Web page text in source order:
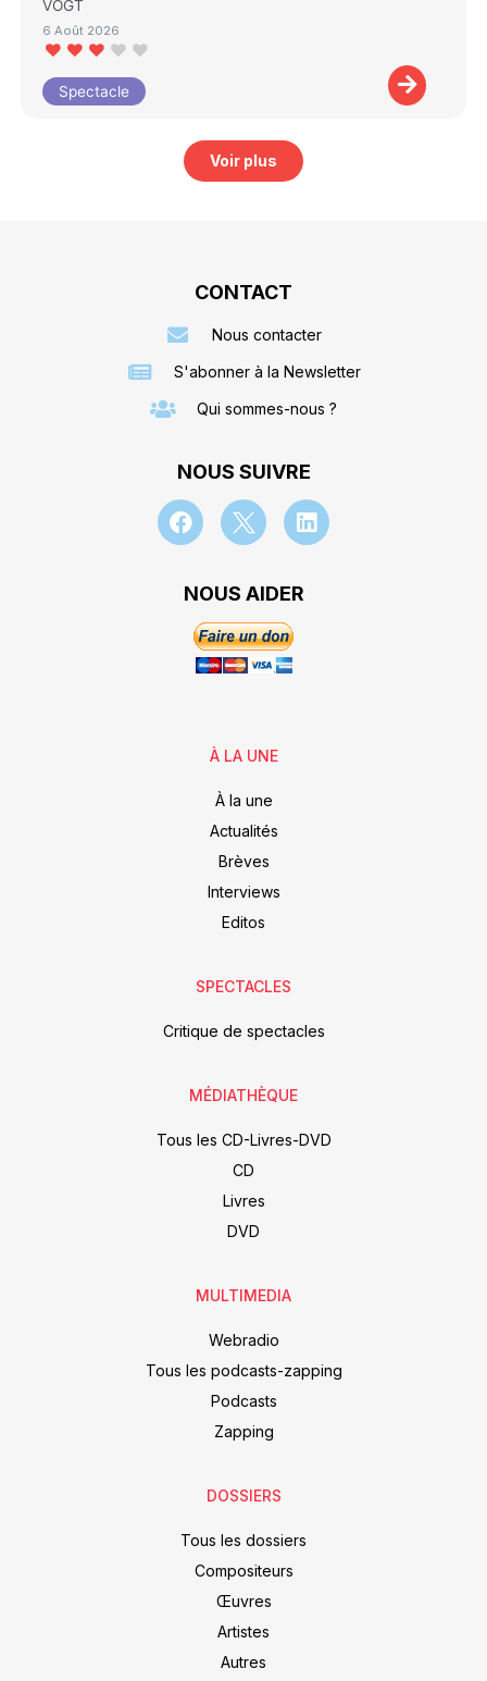
VOGT
6 Août 2026
Spectacle
Voir plus
CONTACT
Nous contacter
S'abonner à la Newsletter
Qui sommes-nous ?
NOUS SUIVRE
NOUS AIDER
À LA UNE
À la une
Actualités
Brèves
Interviews
Editos
SPECTACLES
Critique de spectacles
MÉDIATHÈQUE
Tous les CD-Livres-DVD
CD
Livres
DVD
MULTIMEDIA
Webradio
Tous les podcasts-zapping
Podcasts
Zapping
DOSSIERS
Tous les dossiers
Compositeurs
Œuvres
Artistes
Autres